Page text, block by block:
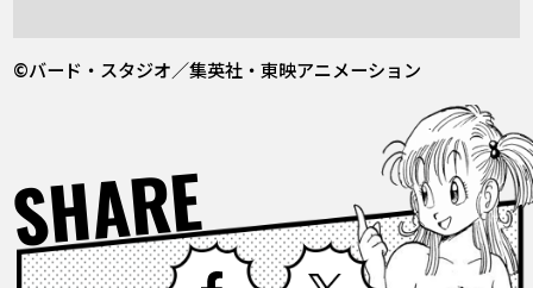
©バード・スタジオ／集英社・東映アニメーション
SHARE Facebook X